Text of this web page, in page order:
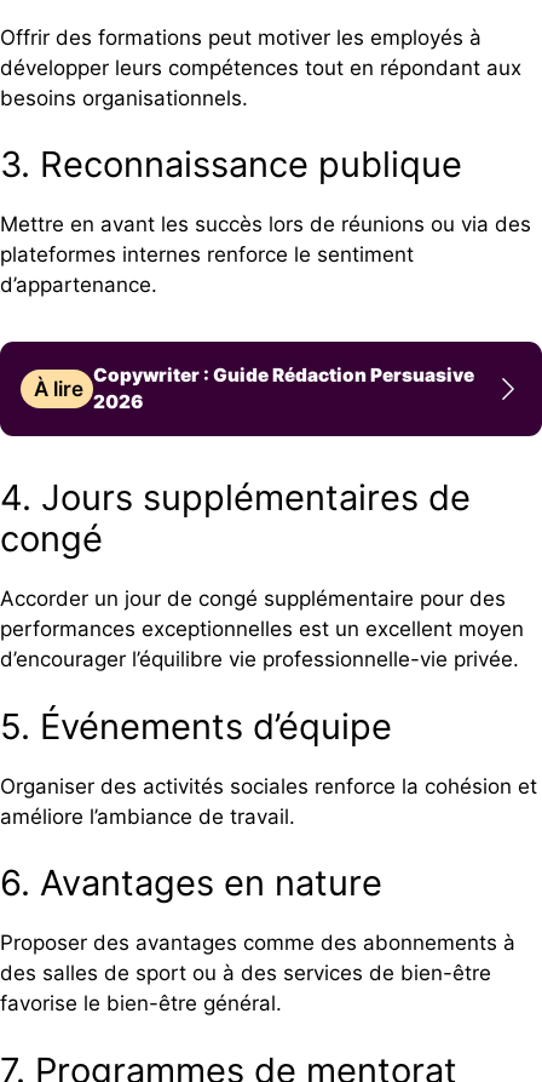
Offrir des formations peut motiver les employés à
développer leurs compétences tout en répondant aux
besoins organisationnels.
3. Reconnaissance publique
Mettre en avant les succès lors de réunions ou via des
plateformes internes renforce le sentiment
d’appartenance.
À lire
Copywriter : Guide Rédaction Persuasive
2026
4. Jours supplémentaires de
congé
Accorder un jour de congé supplémentaire pour des
performances exceptionnelles est un excellent moyen
d’encourager l’équilibre vie professionnelle-vie privée.
5. Événements d’équipe
Organiser des activités sociales renforce la cohésion et
améliore l’ambiance de travail.
6. Avantages en nature
Proposer des avantages comme des abonnements à
des salles de sport ou à des services de bien-être
favorise le bien-être général.
7. Programmes de mentorat